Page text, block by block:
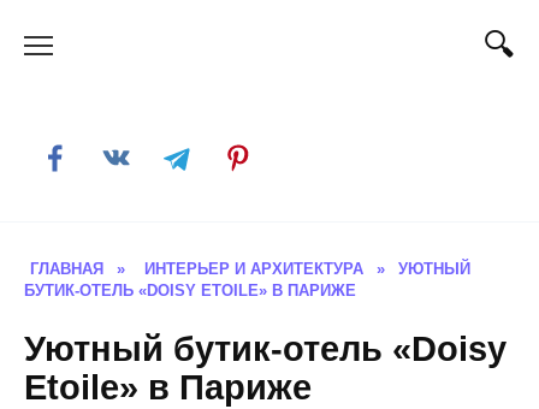
ГЛАВНАЯ » ИНТЕРЬЕР И АРХИТЕКТУРА »
УЮТНЫЙ
БУТИК-ОТЕЛЬ «DOISY ETOILE» В ПАРИЖЕ
Уютный бутик-отель «Doisy
Etoile» в Париже